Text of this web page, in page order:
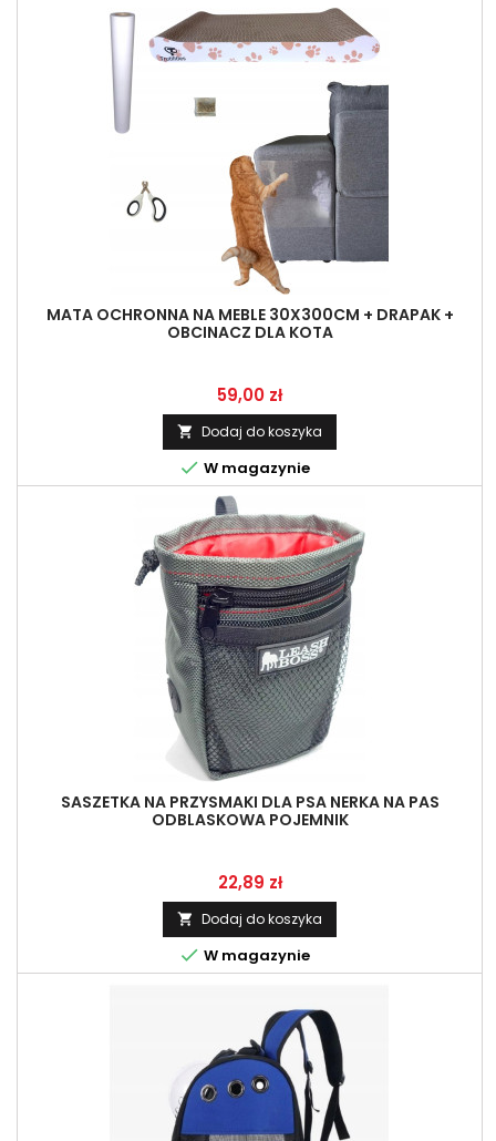
MATA OCHRONNA NA MEBLE 30X300CM + DRAPAK +
OBCINACZ DLA KOTA
Cena
59,00 zł
 Dodaj do koszyka
 W magazynie
SASZETKA NA PRZYSMAKI DLA PSA NERKA NA PAS
ODBLASKOWA POJEMNIK
Cena
22,89 zł
 Dodaj do koszyka
 W magazynie